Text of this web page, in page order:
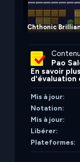
Chthonic
Pao
En savoir
d'évaluation
Mis à jour:
Notation:
Mis à jour:
Libérer:
Plateformes: